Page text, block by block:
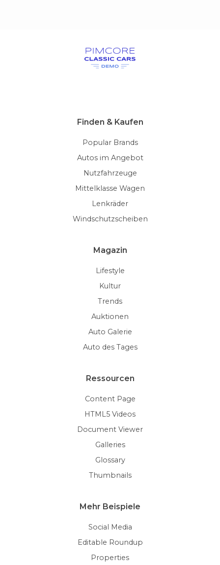
Finden & Kaufen
Popular Brands
Autos im Angebot
Nutzfahrzeuge
Mittelklasse Wagen
Lenkräder
Windschutzscheiben
Magazin
Lifestyle
Kultur
Trends
Auktionen
Auto Galerie
Auto des Tages
Ressourcen
Content Page
HTML5 Videos
Document Viewer
Galleries
Glossary
Thumbnails
Mehr Beispiele
Social Media
Editable Roundup
Properties